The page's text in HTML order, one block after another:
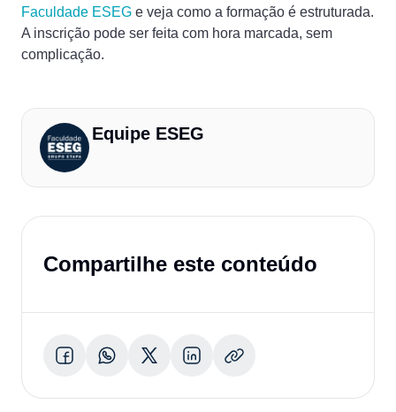
Faculdade ESEG e veja como a formação é estruturada.
A inscrição pode ser feita com hora marcada, sem
complicação.
Equipe ESEG
Compartilhe este conteúdo